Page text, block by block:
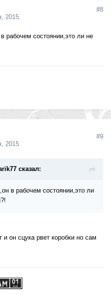
2015
#8
рабочем состоянии,это ли не
2015
#9
сказал:
в рабочем состоянии,это ли
он сцука рвет коробки но сам